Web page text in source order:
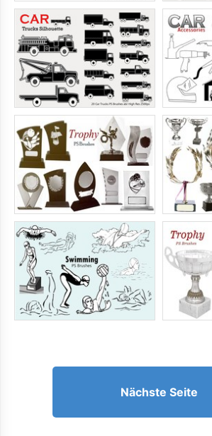
Nächste Seite